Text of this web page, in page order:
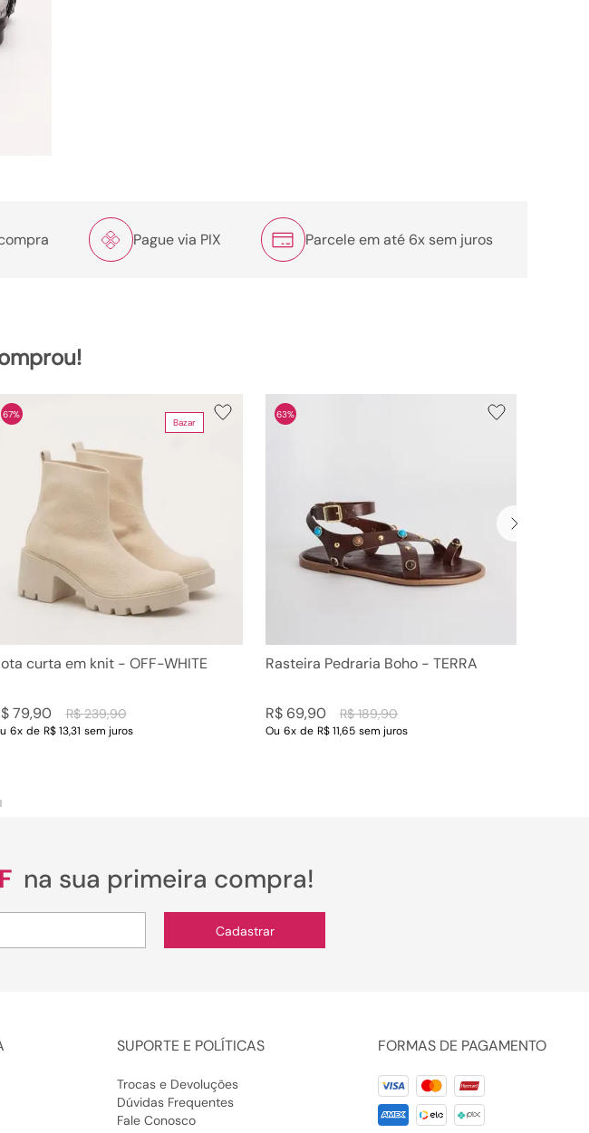
Pague via PIX Parcele em até 6x sem juros
Bazar
67%
curta em knit - OFF-WHITE
R$ 239,90
79,90
6x de R$ 13,31 sem juros
63%
Rasteira Pedraria Boho - TERRA
R$ 189,90
R$ 69,90
Ou 6x de R$ 11,65 sem juros
na sua primeira compra!
Cadastrar
SUPORTE E POLÍTICAS
Trocas e Devoluções
Dúvidas Frequentes
Fale Conosco
FORMAS DE PAGAMENTO